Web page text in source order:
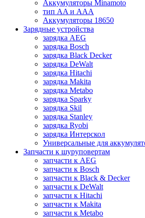
Аккумуляторы Minamoto
тип AA и AAA
Аккумуляторы 18650
Зарядные устройства
зарядка AEG
зарядка Bosch
зарядка Black Decker
зарядка DeWalt
зарядка Hitachi
зарядка Makita
зарядка Metabo
зарядка Sparky
зарядка Skil
зарядка Stanley
зарядка Ryobi
зарядка Интерскол
Универсальные для
Запчасти к шуруповертам
запчасти к AEG
запчасти к Bosch
запчасти к Black & Decker
запчасти к DeWalt
запчасти к Hitachi
запчасти к Makita
запчасти к Metabo